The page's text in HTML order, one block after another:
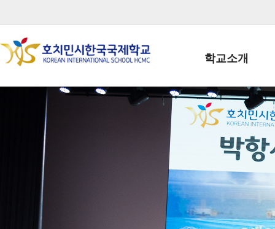
학교소개
학교장인사말
학생회장인사말
학교상징
학교 CI
교직원현황
학생현황